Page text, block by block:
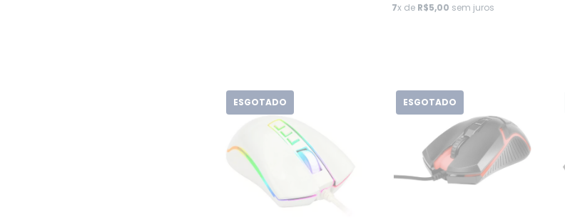
7x de R$5,00 sem juros
ESGOTADO ESGOTADO